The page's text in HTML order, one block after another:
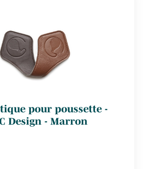
pour poussette -
Design - Marron